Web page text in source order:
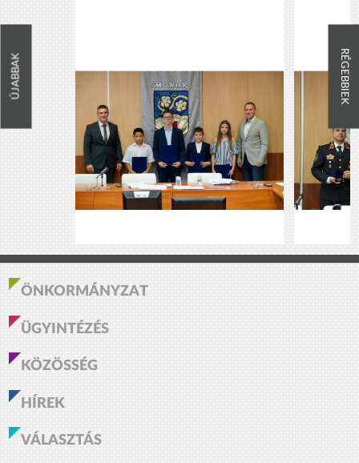
ÚJABBAK RÉGEBBIEK
ÖNKORMÁNYZAT
ÜGYINTÉZÉS
KÖZÖSSÉG
HÍREK
VÁLASZTÁS